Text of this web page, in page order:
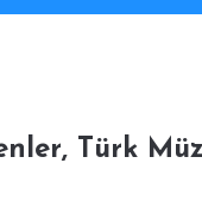
Türk